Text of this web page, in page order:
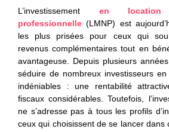
L’investissement en location
professionnelle (LMNP) est
les plus prisées pour ceux qui
revenus complémentaires tout en
avantageuse. Depuis plusieurs
séduire de nombreux investisseurs
indéniables : une rentabilité
fiscaux considérables. Toutefois,
ne s’adresse pas à tous les profils
ceux qui choisissent de se lancer dans